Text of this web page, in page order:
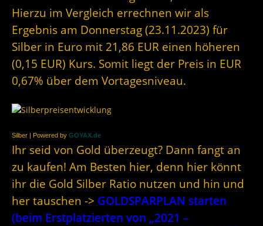
Hierzu im Vergleich errechnen wir als
Ergebnis am Donnerstag (23.11.2023) für
Silber in Euro mit 21,86 EUR einen höheren
(0,15 EUR) Kurs. Somit liegt der Preis in EUR
0,67% über dem Vortagesniveau.
Silber | Powered by GOYAX.de
Ihr seid von Gold überzeugt? Dann fangt an
zu kaufen! Am Besten hier, denn hier könnt
ihr die Gold Silber Ratio nutzen und hin und
her tauschen -> GOLDSPARPLAN starten
(beim Erstplatzierten von „2021 –